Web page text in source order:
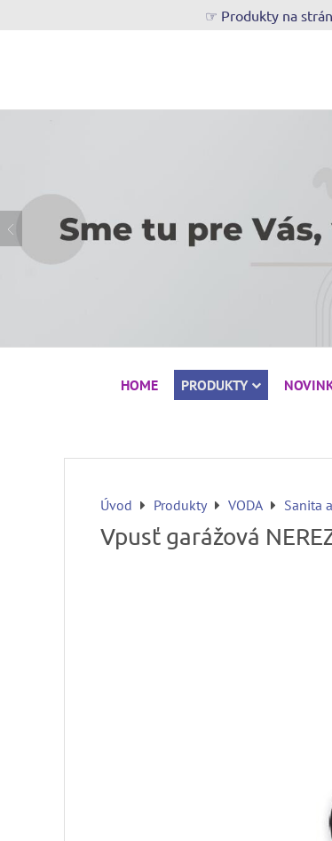
☞ Produkty na
HOME PRODUKTY
Úvod Produkty VODA Sanita
Vpusť garážová